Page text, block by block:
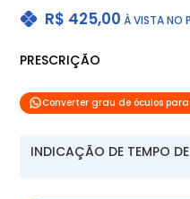
R$ 425,00 À VISTA NO
PRESCRIÇÃO
Converter grau de óculos
INDICAÇÃO DE TEMPO